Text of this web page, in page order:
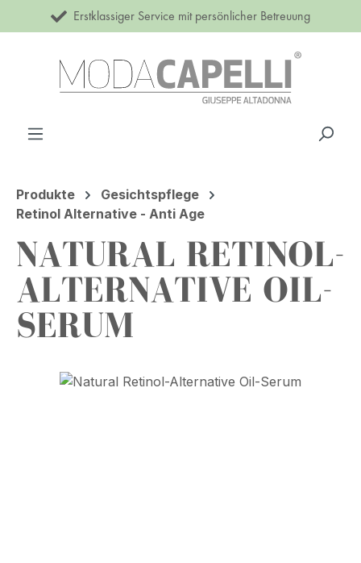
Zum Hauptinhalt springen
Erstklassiger Service mit persönlicher Betreuung
Produkte
Gesichtspflege
Retinol Alternative - Anti Age
NATURAL RETINOL-
ALTERNATIVE OIL-
SERUM
Bildergalerie überspringen